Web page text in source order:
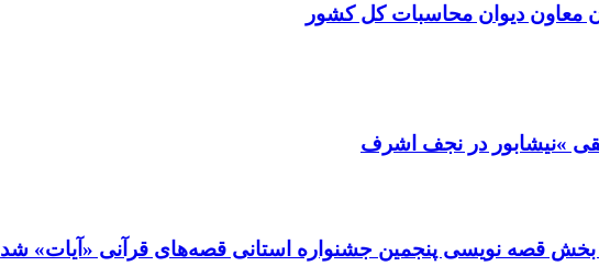
معاون دیوان محاسبات کل کشور
»نیشابور در نجف اشرف
بخش قصه نویسی پنجمین جشنواره استانی قصه‌های قرآنی «آیات» شد